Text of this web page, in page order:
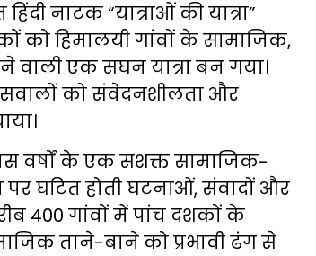
नाटक “यात्राओं की यात्रा”
को हिमालयी गांवों के सामाजिक,
एक सघन यात्रा बन गया।
सवालों को संवेदनशीलता और
वर्षों के एक सशक्त सामाजिक-
घटित होती घटनाओं, संवादों और
400 गांवों में पांच दशकों के
ताने-बाने को प्रभावी ढंग से